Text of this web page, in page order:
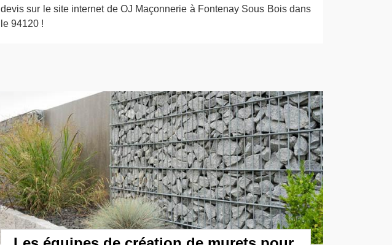
devis sur le site internet de OJ Maçonnerie à Fontenay Sous Bois dans
le 94120 !